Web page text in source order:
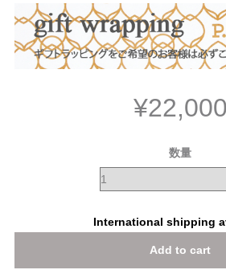
¥22,000
数量
International shipping
Add to cart